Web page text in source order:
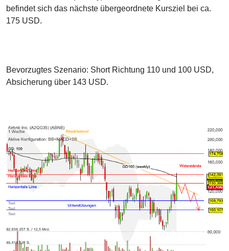
befindet sich das nächste übergeordnete Kursziel bei ca.
175 USD.
Bevorzugtes Szenario: Short Richtung 110 und 100 USD,
Absicherung über 143 USD.